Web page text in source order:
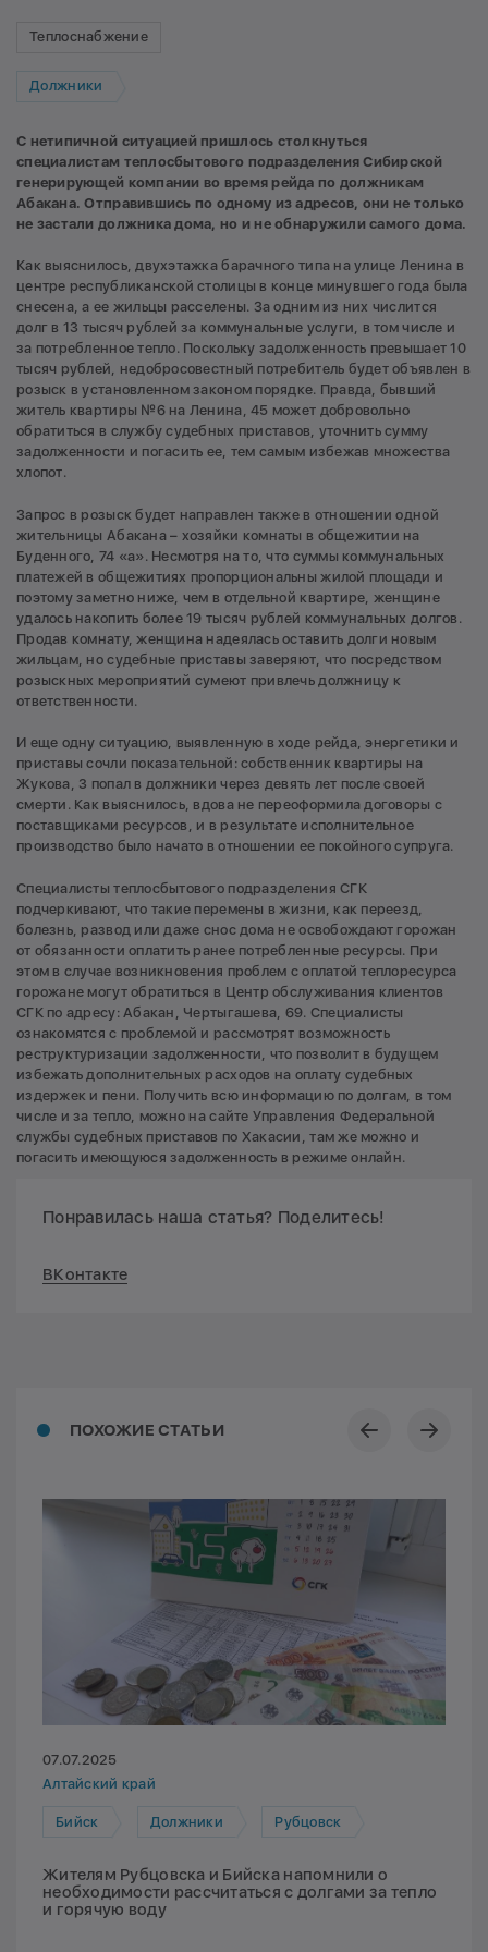
Теплоснабжение
Должники
С нетипичной ситуацией пришлось столкнуться
специалистам теплосбытового подразделения Сибирской
генерирующей компании во время рейда по должникам
Абакана. Отправившись по одному из адресов, они не только
не застали должника дома, но и не обнаружили самого дома.
Как выяснилось, двухэтажка барачного типа на улице Ленина в
центре республиканской столицы в конце минувшего года была
снесена, а ее жильцы расселены. За одним из них числится
долг в 13 тысяч рублей за коммунальные услуги, в том числе и
за потребленное тепло. Поскольку задолженность превышает 10
тысяч рублей, недобросовестный потребитель будет объявлен в
розыск в установленном законом порядке. Правда, бывший
житель квартиры №6 на Ленина, 45 может добровольно
обратиться в службу судебных приставов, уточнить сумму
задолженности и погасить ее, тем самым избежав множества
хлопот.
Запрос в розыск будет направлен также в отношении одной
жительницы Абакана – хозяйки комнаты в общежитии на
Буденного, 74 «а». Несмотря на то, что суммы коммунальных
платежей в общежитиях пропорциональны жилой площади и
поэтому заметно ниже, чем в отдельной квартире, женщине
удалось накопить более 19 тысяч рублей коммунальных долгов.
Продав комнату, женщина надеялась оставить долги новым
жильцам, но судебные приставы заверяют, что посредством
розыскных мероприятий сумеют привлечь должницу к
ответственности.
И еще одну ситуацию, выявленную в ходе рейда, энергетики и
приставы сочли показательной: собственник квартиры на
Жукова, 3 попал в должники через девять лет после своей
смерти. Как выяснилось, вдова не переоформила договоры с
поставщиками ресурсов, и в результате исполнительное
производство было начато в отношении ее покойного супруга.
Специалисты теплосбытового подразделения СГК
подчеркивают, что такие перемены в жизни, как переезд,
болезнь, развод или даже снос дома не освобождают горожан
от обязанности оплатить ранее потребленные ресурсы. При
этом в случае возникновения проблем с оплатой теплоресурса
горожане могут обратиться в Центр обслуживания клиентов
СГК по адресу: Абакан, Чертыгашева, 69. Специалисты
ознакомятся с проблемой и рассмотрят возможность
реструктуризации задолженности, что позволит в будущем
избежать дополнительных расходов на оплату судебных
издержек и пени. Получить всю информацию по долгам, в том
числе и за тепло, можно на сайте Управления Федеральной
службы судебных приставов по Хакасии, там же можно и
погасить имеющуюся задолженность в режиме онлайн.
Понравилась наша статья? Поделитесь!
ВКонтакте
ПОХОЖИЕ СТАТЬИ
07.07.2025
Алтайский край
Бийск Должники Рубцовск
Жителям Рубцовска и Бийска напомнили о
необходимости рассчитаться с долгами за тепло
и горячую воду